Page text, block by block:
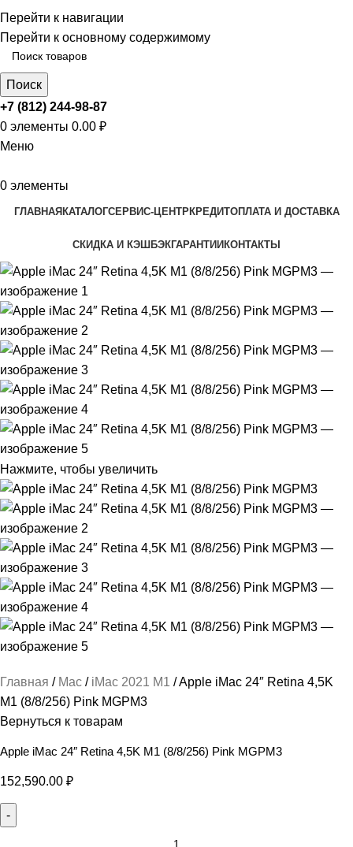
Перейти к навигации
Перейти к основному содержимому
ADD ANYTHING HERE OR JUST REMOVE IT…
Поиск
+7 (812) 244-98-87
0 элементы 0.00 ₽
Меню
0 элементы
ГЛАВНАЯ КАТАЛОГСЕРВИС-ЦЕНТРКРЕДИТОПЛАТА И ДОСТАВКА
СКИДКА И КЭШБЭКГАРАНТИИ КОНТАКТЫ
Нажмите, чтобы увеличить
Главная Mac iMac 2021 M1
Apple iMac 24″ Retina 4,5K
M1 (8/8/256) Pink MGPM3
Вернуться к товарам
Apple iMac 24″ Retina 4,5K M1 (8/8/256) Pink MGPM3
152,590.00 ₽